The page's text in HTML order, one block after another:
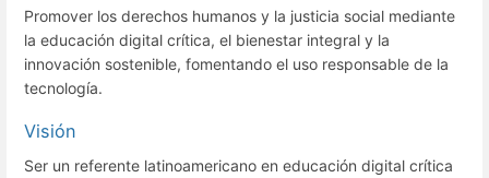
Promover los derechos humanos y la justicia social mediante
la educación digital crítica, el bienestar integral y la
innovación sostenible, fomentando el uso responsable de la
tecnología.
Visión
Ser un referente latinoamericano en educación digital crítica